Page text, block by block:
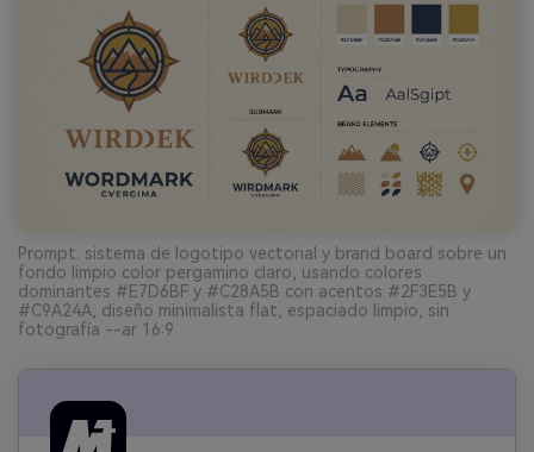
Prompt: sistema de logotipo vectorial y brand board sobre un
fondo limpio color pergamino claro, usando colores
dominantes #E7D6BF y #C28A5B con acentos #2F3E5B y
#C9A24A, diseño minimalista flat, espaciado limpio, sin
fotografía --ar 16:9